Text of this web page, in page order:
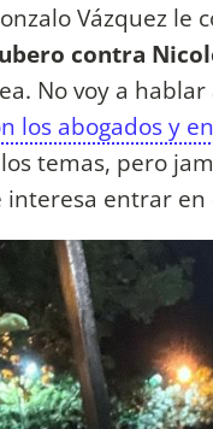
Vázquez le
contra
No voy a
los abogados y
temas, pero
interesa entrar en